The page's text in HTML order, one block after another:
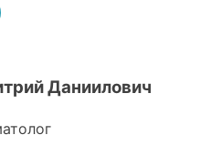
Даниилович